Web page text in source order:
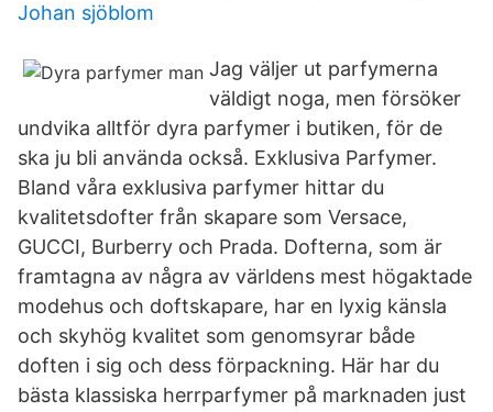
Johan sjöblom
Jag väljer ut parfymerna
väldigt noga, men försöker
undvika alltför dyra parfymer i butiken, för de
ska ju bli använda också. Exklusiva Parfymer.
Bland våra exklusiva parfymer hittar du
kvalitetsdofter från skapare som Versace,
GUCCI, Burberry och Prada. Dofterna, som är
framtagna av några av världens mest högaktade
modehus och doftskapare, har en lyxig känsla
och skyhög kvalitet som genomsyrar både
doften i sig och dess förpackning. Här har du
bästa klassiska herrparfymer på marknaden just